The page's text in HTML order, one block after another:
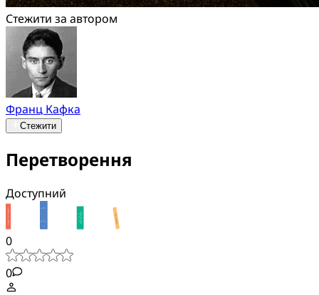
Стежити за автором
Франц Кафка
Стежити
Перетворення
Доступний
0
0